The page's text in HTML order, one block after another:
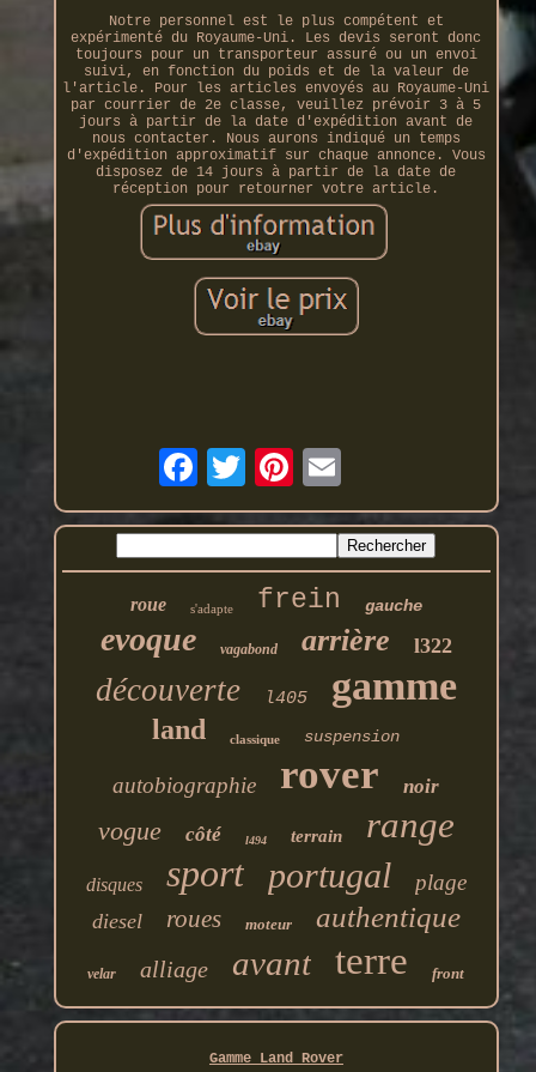
Notre personnel est le plus compétent et
expérimenté du Royaume-Uni. Les devis seront donc
toujours pour un transporteur assuré ou un envoi
suivi, en fonction du poids et de la valeur de
l'article. Pour les articles envoyés au Royaume-Uni
par courrier de 2e classe, veuillez prévoir 3 à 5
jours à partir de la date d'expédition avant de
nous contacter. Nous aurons indiqué un temps
d'expédition approximatif sur chaque annonce. Vous
disposez de 14 jours à partir de la date de
réception pour retourner votre article.
roue s'adapte frein gauche
evoque vagabond arrière l322
découverte l405 gamme
land classique suspension
autobiographie rover noir
vogue côté l494 terrain range
disques sport portugal plage
diesel roues moteur authentique
velar alliage avant terre front
Gamme Land Rover